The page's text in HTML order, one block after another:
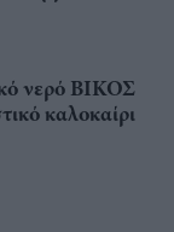
νερό ΒΙΚΟΣ
καλοκαίρι